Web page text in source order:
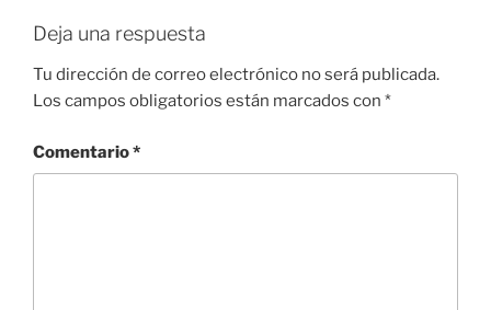
Deja una respuesta
Tu dirección de correo electrónico no será publicada.
Los campos obligatorios están marcados con *
Comentario*